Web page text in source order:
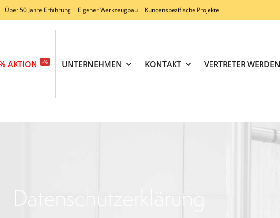
Über 50 Jahre Erfahrung Eigener Werkzeugbau Kundenspezifische Projekte
AKTION -% UNTERNEHMEN KONTAKT VERTRETER WERDEN
Datenschutzerklärung